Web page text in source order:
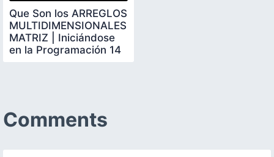
Que Son los ARREGLOS
MULTIDIMENSIONALES
MATRIZ | Iniciándose
en la Programación 14
Comments